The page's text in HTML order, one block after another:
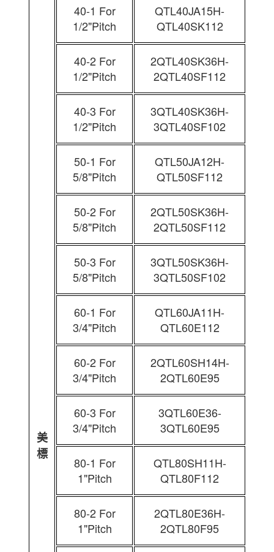
美
標
40-1 For
1/2"Pitch
QTL40JA15H-
QTL40SK112
40-2 For
1/2"Pitch
2QTL40SK36H-
2QTL40SF112
40-3 For
1/2"Pitch
3QTL40SK36H-
3QTL40SF102
50-1 For
5/8"Pitch
QTL50JA12H-
QTL50SF112
50-2 For
5/8"Pitch
2QTL50SK36H-
2QTL50SF112
50-3 For
5/8"Pitch
3QTL50SK36H-
3QTL50SF102
60-1 For
3/4"Pitch
QTL60JA11H-
QTL60E112
60-2 For
3/4"Pitch
2QTL60SH14H-
2QTL60E95
60-3 For
3/4"Pitch
3QTL60E36-
3QTL60E95
80-1 For
1"Pitch
QTL80SH11H-
QTL80F112
80-2 For
1"Pitch
2QTL80E36H-
2QTL80F95